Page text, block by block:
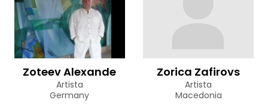
Zoteev Alexande
Artista
Germany
Zorica Zafirovs
Artista
Macedonia